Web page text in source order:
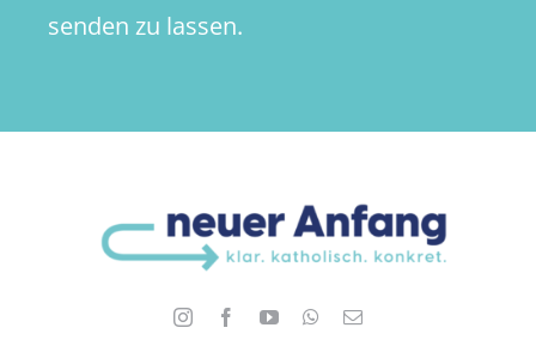
senden zu lassen.